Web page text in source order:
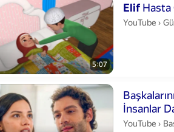
5:07
Elif Hasta
Duration 5
YouTube ›
İnsanlar
Duration 1
YouTube ›